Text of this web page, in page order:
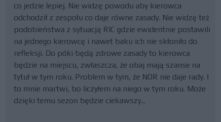
co jedzie lepiej. Nie widzę powodu aby kierowca
odchodził z zespołu co daje równe zasady. Nie widzę też
podobieństwa z sytuacją RIC gdzie ewidentnie postawili
na jednego kierowcę i nawet baku ich nie skłoniło do
refleksji. Do póki będą zdrowe zasady to kierowca
będzie na miejscu, zwłaszcza, że obaj mają szanse na
tytuł w tym roku. Problem w tym, że NOR nie daje rady. I
to mnie martwi, bo liczyłem na niego w tym roku. Może
dzięki temu sezon będzie ciekawszy...